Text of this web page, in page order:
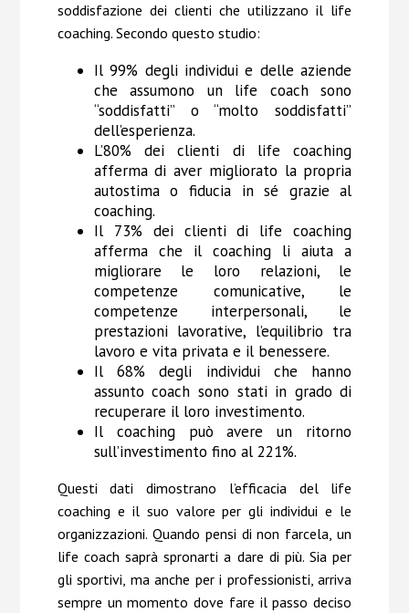
soddisfazione dei clienti che utilizzano il life
coaching. Secondo questo studio:
Il 99% degli individui e delle aziende
che assumono un life coach sono
“soddisfatti” o “molto soddisfatti”
dell’esperienza.
L’80% dei clienti di life coaching
afferma di aver migliorato la propria
autostima o fiducia in sé grazie al
coaching.
Il 73% dei clienti di life coaching
afferma che il coaching li aiuta a
migliorare le loro relazioni, le
competenze comunicative, le
competenze interpersonali, le
prestazioni lavorative, l’equilibrio tra
lavoro e vita privata e il benessere.
Il 68% degli individui che hanno
assunto coach sono stati in grado di
recuperare il loro investimento.
Il coaching può avere un ritorno
sull’investimento fino al 221%.
Questi dati dimostrano l’efficacia del life
coaching e il suo valore per gli individui e le
organizzazioni. Quando pensi di non farcela, un
life coach saprà spronarti a dare di più. Sia per
gli sportivi, ma anche per i professionisti, arriva
sempre un momento dove fare il passo deciso